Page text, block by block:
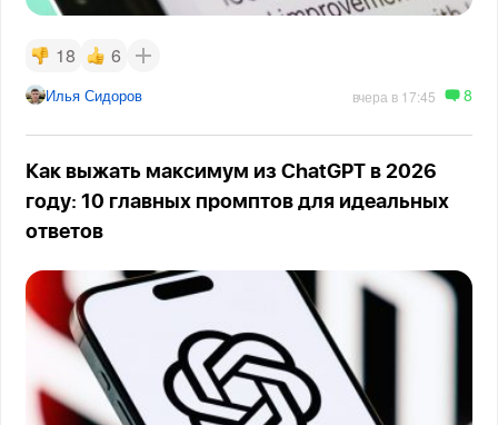
18 6
Илья Сидоров вчера в 17:45 8
Как выжать максимум из ChatGPT в 2026
году: 10 главных промптов для идеальных
ответов